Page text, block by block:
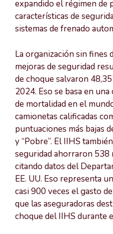
expandido el régimen de
características de
sistemas de frenado
La organización sin fines
mejoras de seguridad
de choque salvaron
2024. Eso se basa en
de mortalidad en el
camionetas calificadas
puntuaciones más bajas
y “Pobre”. El IIHS
seguridad ahorraron 538
citando datos del
EE. UU. Eso representa
casi 900 veces el gasto
que las aseguradoras
choque del IIHS durante